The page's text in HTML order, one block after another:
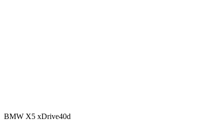
BMW X5 xDrive40d